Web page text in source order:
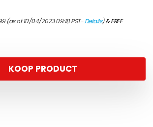
(as of 10/04/2023 09:18 PST-Details)&FREE
KOOP PRODUCT